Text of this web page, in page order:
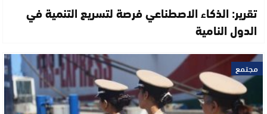
تقرير: الذكاء الاصطناعي فرصة لتسريع التنمية في
الدول النامية
مجتمع